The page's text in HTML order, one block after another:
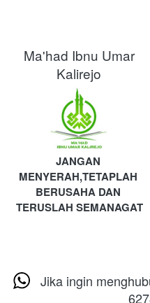
Ma'had Ibnu Umar
Kalirejo
JANGAN
MENYERAH,TETAPLAH
BERUSAHA DAN
TERUSLAH SEMANAGAT
Jika ingin